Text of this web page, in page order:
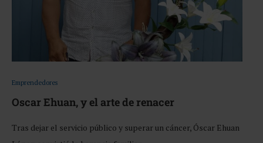
Emprendedores
Oscar Ehuan, y el arte de renacer
Tras dejar el servicio público y superar un cáncer, Óscar Ehuan